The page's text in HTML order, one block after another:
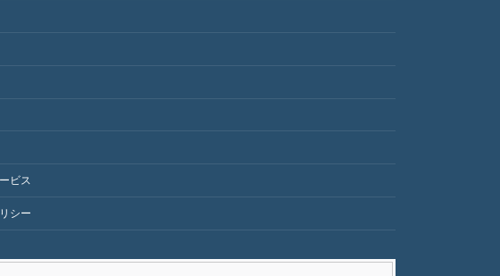
ビス
シー